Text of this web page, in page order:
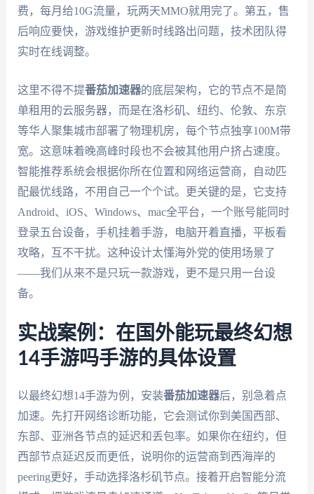
费，每月给10G流量，玩两天MMO就用完了。第五，售
后响应要快，游戏维护更新时线路出问题，技术团队得
实时在线调整。
这里不得不提番茄加速器的底层架构，它的节点不是简
单租用的云服务器，而是在洛杉矶、纽约、伦敦、东京
等华人聚集城市部署了物理机房，每个节点独享100M带
宽。这意味着晚高峰时段也不会被其他用户挤占速度。
智能推荐系统会根据你所在位置和网络运营商，自动匹
配最优线路，不用自己一个个试。更关键的是，它支持
Android、iOS、Windows、mac全平台，一个账号能同时
登录五台设备，手机挂着手游，电脑开着直播，平板看
攻略，互不干扰。这种设计太懂海外党的使用场景了
——我们从来不是只玩一款游戏，更不是只用一台设
备。
实战案例：在国外能玩最终幻想
14手游吗手游的具体设置
以最终幻想14手游为例，安装番茄加速器后，别急着点
加速。先打开网络诊断功能，它会测试你到美国西部、
东部、亚洲各节点的延迟和丢包率。如果你在纽约，但
西部节点延迟反而更低，说明你的运营商到西海岸的
peering更好，手动选择洛杉矶节点。接着开启智能分流